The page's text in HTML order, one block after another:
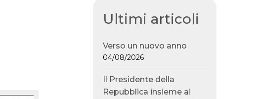
Ultimi articoli
Verso un nuovo anno
04/08/2026
Il Presidente della
Repubblica insieme ai